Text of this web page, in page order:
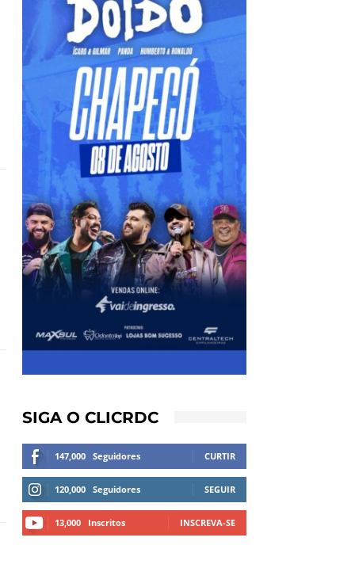
SIGA O CLICRDC
147,000 Seguidores CURTIR
120,000 Seguidores SEGUIR
13,000 Inscritos INSCREVA-SE